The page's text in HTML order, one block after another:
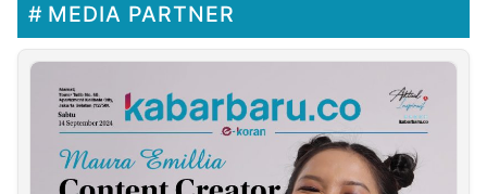
MEDIA PARTNER